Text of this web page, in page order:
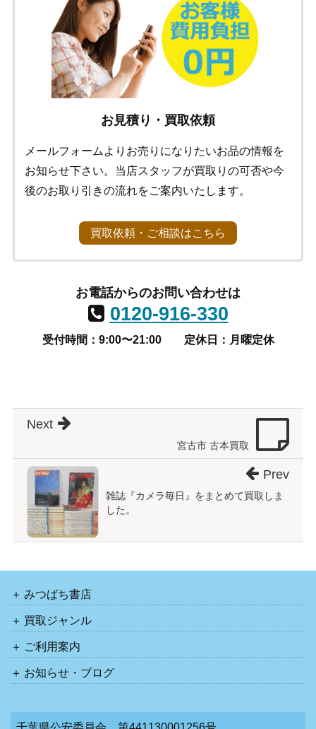
お見積り・買取依頼
メールフォームよりお売りになりたいお品の情報を
お知らせ下さい。当店スタッフが買取りの可否や今
後のお取り引きの流れをご案内いたします。
買取依頼・ご相談はこちら
お電話からのお問い合わせは
0120-916-330
受付時間：9:00〜21:00 定休日：月曜定休
宮古市 古本買取
Next
雑誌『カメラ毎日』をまとめて買取しま
した。
Prev
みつばち書店
買取ジャンル
ご利用案内
お知らせ・ブログ